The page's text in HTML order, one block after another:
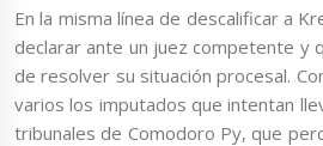
En la misma línea de descalificar a
declarar ante un juez competente y
de resolver su situación procesal.
varios los imputados que intentan
tribunales de Comodoro Py, que